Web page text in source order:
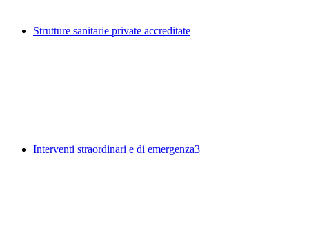
Strutture sanitarie private accreditate
Interventi straordinari e di emergenza3